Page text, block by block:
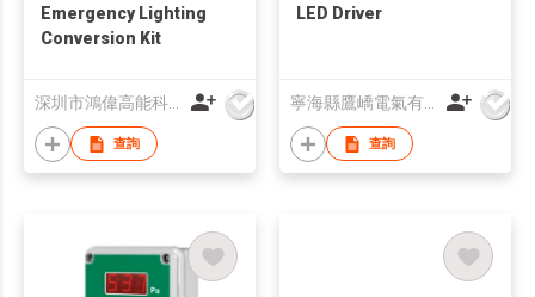
Emergency Lighting
Conversion Kit
深圳市鴻偉高能科技有限公司
查詢
LED Driver
寧海縣鷹嶠電氣有限公司
查詢